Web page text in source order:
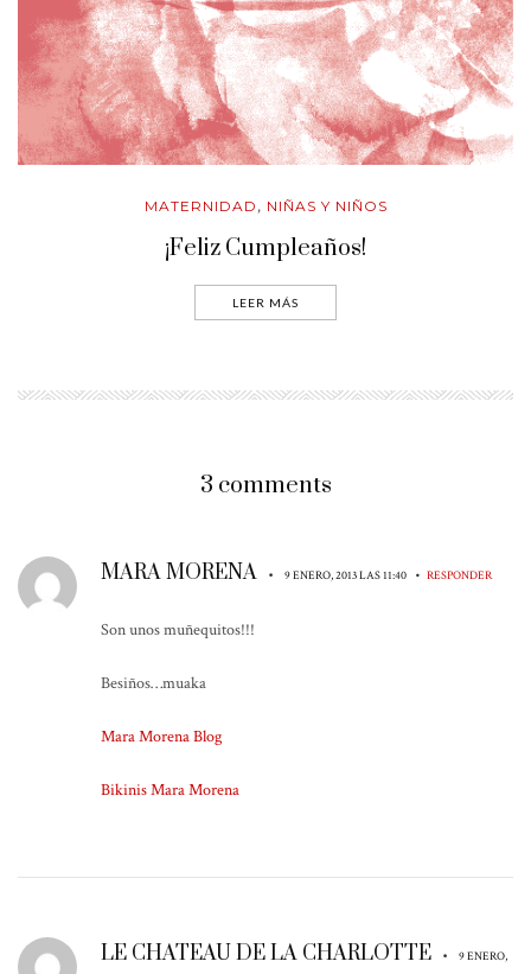
MATERNIDAD , NIÑAS Y NIÑOS
¡Feliz Cumpleaños!
LEER MÁS
3 comments
MARA MORENA • 9 ENERO, 2013 LAS 11:40 • RESPONDER
Son unos muñequitos!!!
Besiños…muaka
Mara Morena Blog
Bikinis Mara Morena
LE CHATEAU DE LA CHARLOTTE • 9 ENERO,